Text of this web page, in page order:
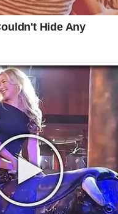
Breno também
Natural de
ao vencer a
Antes disso,
em 2022,
Eleitoral
grande parte
empresas.
o caso